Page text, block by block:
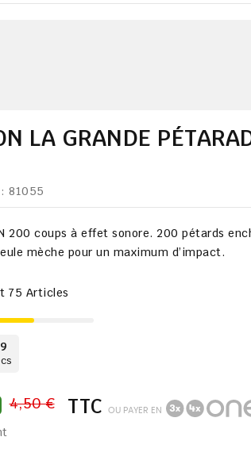
LA GRANDE
: 81055
200 coups à effet sonore. 200 pétards
mèche pour un maximum d’impact.
75 Articles
4,50 € TTC OU PAYER EN